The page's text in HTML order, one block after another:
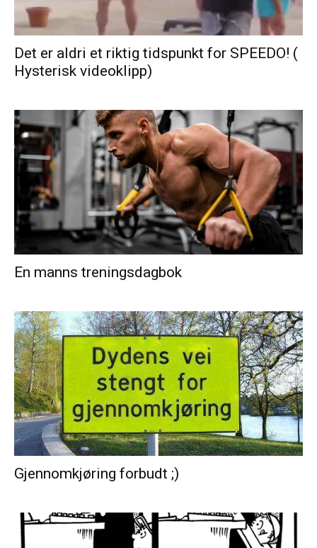
Det er aldri et riktig tidspunkt for SPEEDO! (
Hysterisk videoklipp)
En manns treningsdagbok
Gjennomkjøring forbudt ;)